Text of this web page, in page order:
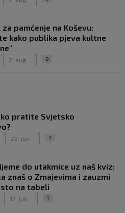
pamćenje na Koševu:
kako publika pjeva kultne
2. aug. 0
pratite Svjetsko
22. jun. 1
do utakmice uz naš kviz:
znaš o Zmajevima i zauzmi
na tabeli
12. jun. 1